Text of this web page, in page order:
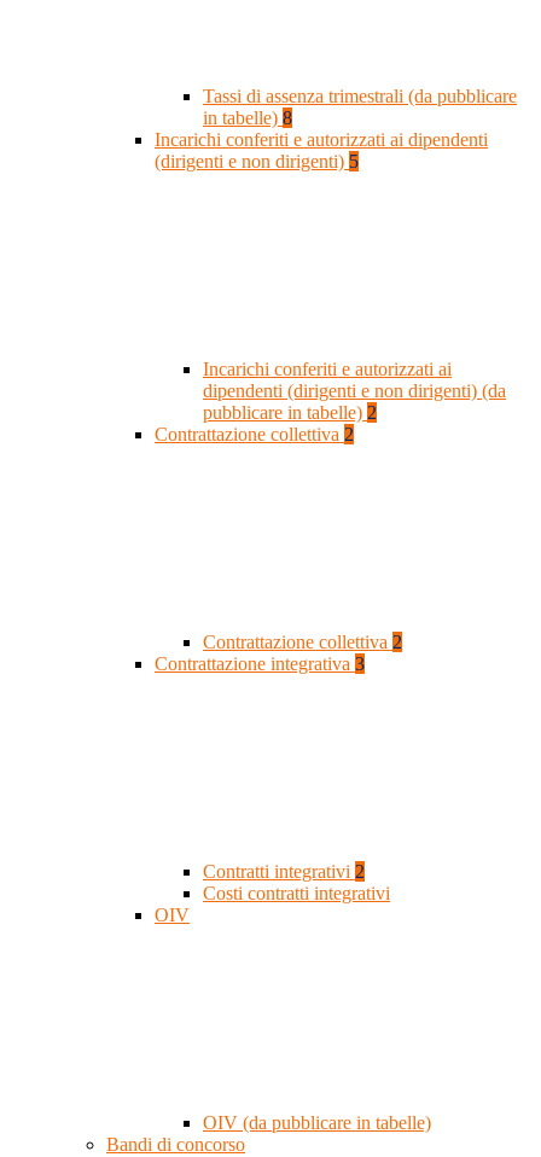
Tassi di assenza trimestrali (da pubblicare
in tabelle) 8
Incarichi conferiti e autorizzati ai dipendenti
(dirigenti e non dirigenti) 5
Incarichi conferiti e autorizzati ai
dipendenti (dirigenti e non dirigenti) (da
pubblicare in tabelle) 2
Contrattazione collettiva 2
Contrattazione collettiva 2
Contrattazione integrativa 3
Contratti integrativi 2
Costi contratti integrativi
OIV
OIV (da pubblicare in tabelle)
Bandi di concorso